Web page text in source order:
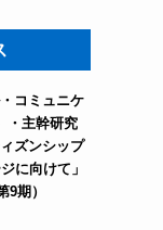
コミュニケ
・主幹研究
ズンシップ
に向けて」
9期）